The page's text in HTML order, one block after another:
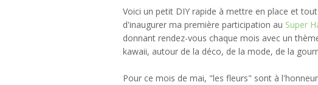
Voici un petit DIY rapide à mettre en place et
d'inaugurer ma première participation au Super
donnant rendez-vous chaque mois avec un
kawaii, autour de la déco, de la mode, de la
Pour ce mois de mai, "les fleurs" sont à